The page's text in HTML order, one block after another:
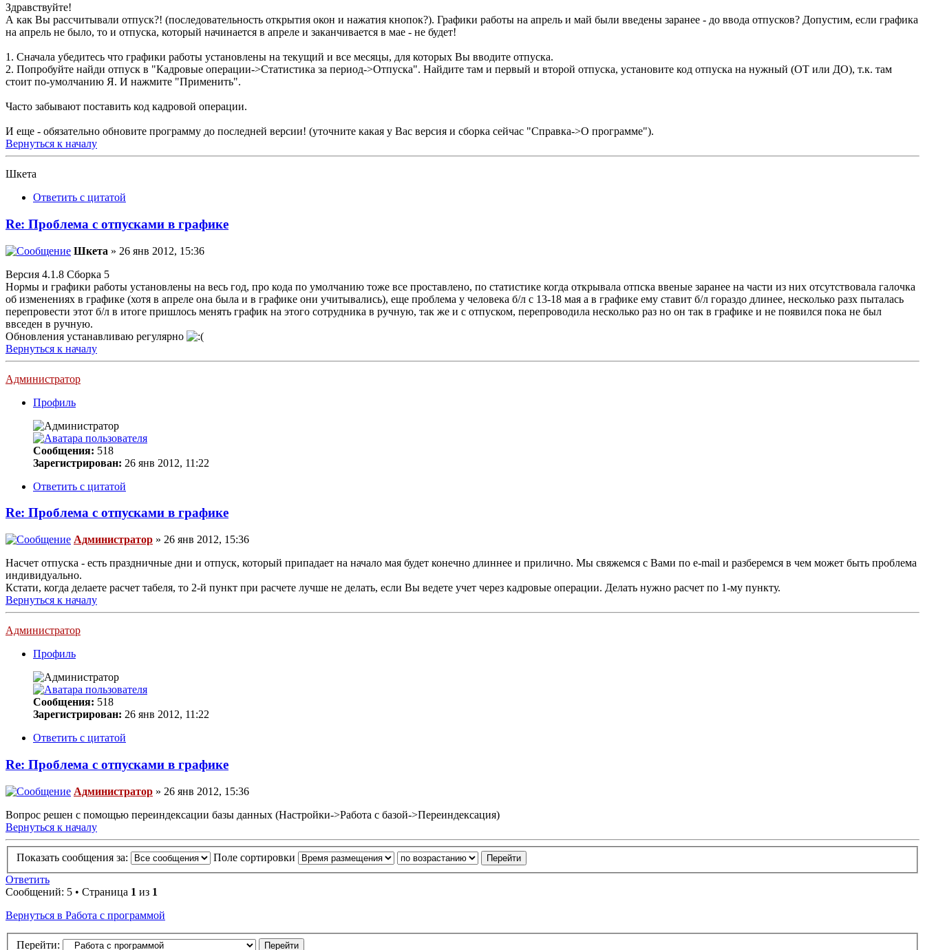
Здравствуйте!
А как Вы рассчитывали отпуск?! (последовательность открытия окон и нажатия кнопок?). Графики работы на апрель и май были введены заранее - до ввода отпусков? Допустим, если графика
на апрель не было, то и отпуска, который начинается в апреле и заканчивается в мае - не будет!
1. Сначала убедитесь что графики работы установлены на текущий и все месяцы, для которых Вы вводите отпуска.
2. Попробуйте найди отпуск в "Кадровые операции->Статистика за период->Отпуска". Найдите там и первый и второй отпуска, установите код отпуска на нужный (ОТ или ДО), т.к. там
стоит по-умолчанию Я. И нажмите "Применить".
Часто забывают поставить код кадровой операции.
И еще - обязательно обновите программу до последней версии! (уточните какая у Вас версия и сборка сейчас "Справка->О программе").
Вернуться к началу
Шкета
Ответить с цитатой
Re: Проблема с отпусками в графике
Шкета » 26 янв 2012, 15:36
Версия 4.1.8 Сборка 5
Нормы и графики работы установлены на весь год, про кода по умолчанию тоже все проставлено, по статистике когда открывала отпска ввеные заранее на части из них отсутствовала галочка
об изменениях в графике (хотя в апреле она была и в графике они учитывались), еще проблема у человека б/л с 13-18 мая а в графике ему ставит б/л гораздо длинее, несколько разх пыталась
перепровести этот б/л в итоге пришлось менять график на этого сотрудника в ручную, так же и с отпуском, перепроводила несколько раз но он так в графике и не появился пока не был
ввседен в ручную.
Обновления устанавливаю регулярно
Вернуться к началу
Администратор
Профиль
Сообщения: 518
Зарегистрирован: 26 янв 2012, 11:22
Ответить с цитатой
Re: Проблема с отпусками в графике
Администратор » 26 янв 2012, 15:36
Насчет отпуска - есть праздничные дни и отпуск, который припадает на начало мая будет конечно длиннее и прилично. Мы свяжемся с Вами по e-mail и разберемся в чем может быть проблема
индивидуально.
Кстати, когда делаете расчет табеля, то 2-й пункт при расчете лучше не делать, если Вы ведете учет через кадровые операции. Делать нужно расчет по 1-му пункту.
Вернуться к началу
Администратор
Профиль
Сообщения: 518
Зарегистрирован: 26 янв 2012, 11:22
Ответить с цитатой
Re: Проблема с отпусками в графике
Администратор » 26 янв 2012, 15:36
Вопрос решен с помощью переиндексации базы данных (Настройки->Работа с базой->Переиндексация)
Вернуться к началу
Показать сообщения за:
Поле сортировки
Ответить
Сообщений: 5 • Страница 1 из 1
Вернуться в Работа с программой
Перейти: